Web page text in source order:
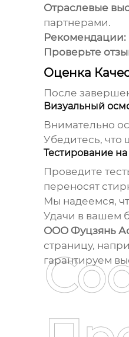
Отраслевые
партнерами.
Рекомендации:
Проверьте
Оценка
После
Визуальный
Внимательно
Убедитесь, что
Тестирование
Проведите
переносят
Мы надеемся,
Удачи в вашем
ООО Фуцзянь
страницу,
гарантируем